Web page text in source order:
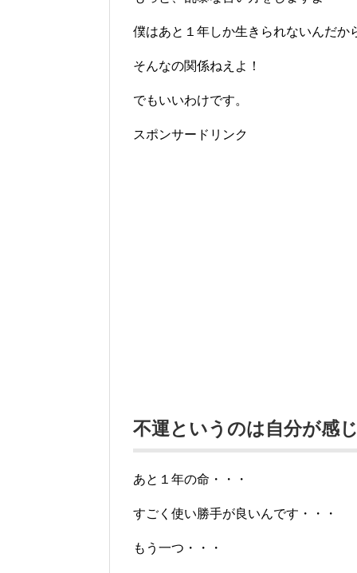
僕はあと１年しか生きられないんだか
そんなの関係ねえよ！
でもいいわけです。
スポンサードリンク
不運というのは自分が感
あと１年の命・・・
すごく使い勝手が良いんです・・・
もう一つ・・・